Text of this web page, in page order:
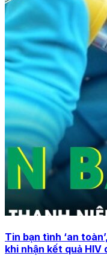
Tin bạn tình ‘an
khi nhận kết quả HIV